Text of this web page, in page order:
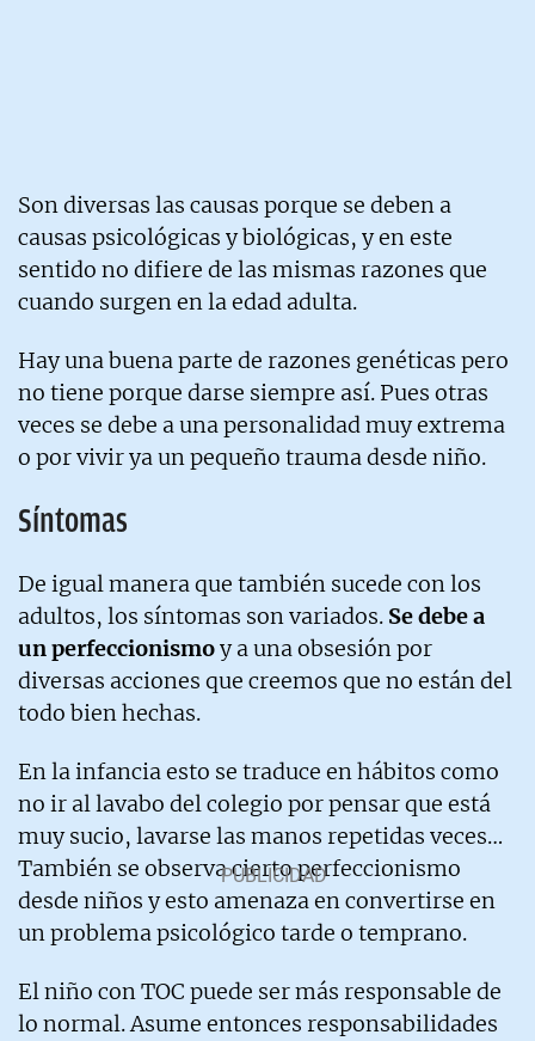
Son diversas las causas porque se deben a
causas psicológicas y biológicas, y en este
sentido no difiere de las mismas razones que
cuando surgen en la edad adulta.
Hay una buena parte de razones genéticas pero
no tiene porque darse siempre así. Pues otras
veces se debe a una personalidad muy extrema
o por vivir ya un pequeño trauma desde niño.
Síntomas
De igual manera que también sucede con los
adultos, los síntomas son variados. Se debe a
un perfeccionismoy a una obsesión por
diversas acciones que creemos que no están del
todo bien hechas.
En la infancia esto se traduce en hábitos como
no ir al lavabo del colegio por pensar que está
muy sucio, lavarse las manos repetidas veces…
También se observa cierto perfeccionismo
desde niños y esto amenaza en convertirse en
un problema psicológico tarde o temprano.
El niño con TOC puede ser más responsable de
lo normal. Asume entonces responsabilidades